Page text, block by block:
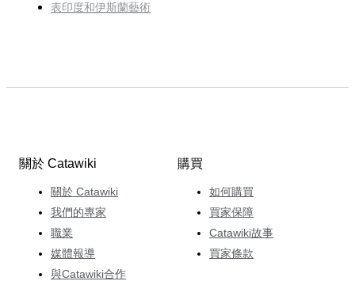
表印度和伊斯蘭藝術
關於 Catawiki
關於 Catawiki
我們的專家
職業
媒體報導
與Catawiki合作
購買
如何購買
買家保障
Catawiki故事
買家條款